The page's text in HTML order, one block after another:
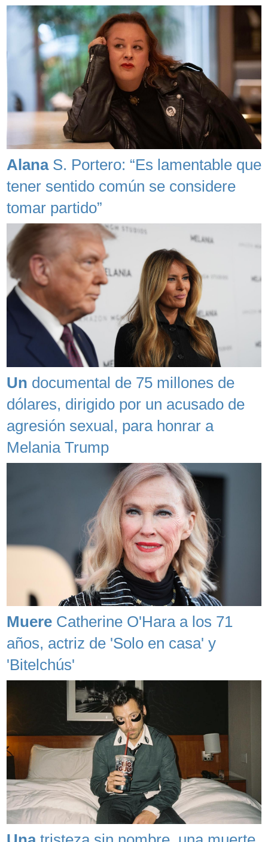
AlanaS. Portero: “Es lamentable que
tener sentido común se considere
tomar partido”
Un documental de 75 millones de
dólares, dirigido por un acusado de
agresión sexual, para honrar a
Melania Trump
Muere Catherine O'Hara a los 71
años, actriz de 'Solo en casa' y
'Bitelchús'